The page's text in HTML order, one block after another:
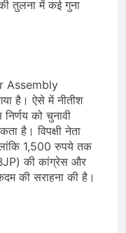
तुलना में कई गुना
Assembly
है। ऐसे में नीतीश
को चुनावी
है। विपक्षी नेता
1,500 रुपये तक
की कांग्रेस और
की सराहना की है।